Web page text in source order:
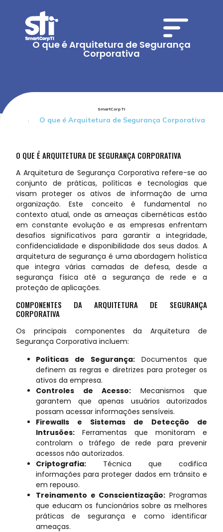
O que é Arquitetura de Segurança
Corporativa
SmartCorp TI
O que é Arquitetura de Segurança Corporativa
O QUE É ARQUITETURA DE SEGURANÇA CORPORATIVA
A Arquitetura de Segurança Corporativa refere-se ao
conjunto de práticas, políticas e tecnologias que
visam proteger os ativos de informação de uma
organização. Este conceito é fundamental no
contexto atual, onde as ameaças cibernéticas estão
em constante evolução e as empresas enfrentam
desafios significativos para garantir a integridade,
confidencialidade e disponibilidade dos seus dados. A
arquitetura de segurança é uma abordagem holística
que integra várias camadas de defesa, desde a
segurança física até a segurança de rede e a
proteção de aplicações.
COMPONENTES DA ARQUITETURA DE SEGURANÇA
CORPORATIVA
Os principais componentes da Arquitetura de
Segurança Corporativa incluem:
Políticas de Segurança: Documentos que
definem as regras e diretrizes para proteger os
ativos da empresa.
Controles de Acesso: Mecanismos que
garantem que apenas usuários autorizados
possam acessar informações sensíveis.
Firewalls e Sistemas de Detecção de
Intrusões: Ferramentas que monitoram e
controlam o tráfego de rede para prevenir
acessos não autorizados.
Criptografia: Técnica que codifica
informações para proteger dados em trânsito e
em repouso.
Treinamento e Conscientização: Programas
que educam os funcionários sobre as melhores
práticas de segurança e como identificar
ameaças.